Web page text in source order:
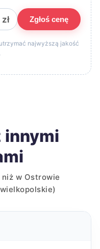
zł Zgłoś cenę
najwyższą jakość
innymi
w Ostrowie